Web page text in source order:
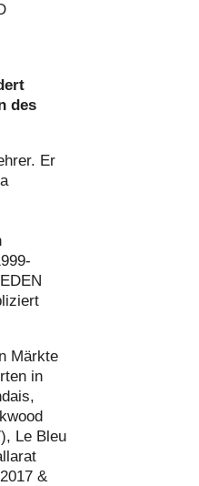
des
Er
Märkte
in
Le Bleu
&